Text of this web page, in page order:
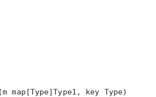
map[Type]Type1, key Type)